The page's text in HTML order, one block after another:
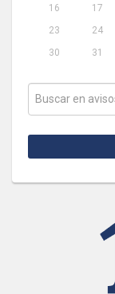
16
17
23
24
30
31